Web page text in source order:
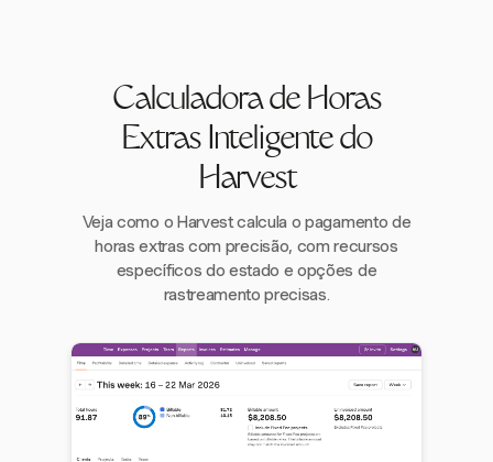
Calculadora de Horas
Extras Inteligente do
Harvest
Veja como o Harvest calcula o pagamento de
horas extras com precisão, com recursos
específicos do estado e opções de
rastreamento precisas.